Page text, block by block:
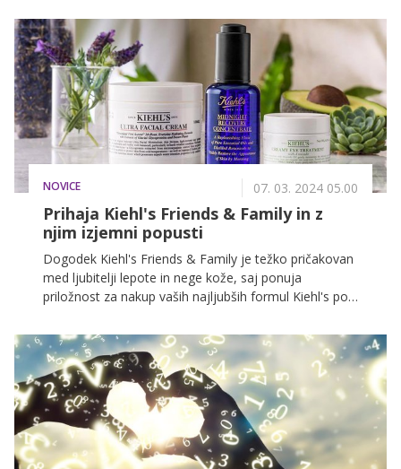
Našteti dejavniki jo lahko namreč močno izsušijo,
posledice pa so izguba sijaja, hrapavost, luščenje,
rdečica in celo vnetja. Toda ali ste vedeli, da lahko
kožo telesa hkrati negujete in zapeljivo odišavite?
Odkrijte, zakaj so dišeča parfumska mleka postala
pravi hit!
NOVICE 07. 03. 2024 05.00
Prihaja Kiehl's Friends & Family in z
njim izjemni popusti
Dogodek Kiehl's Friends & Family je težko pričakovan
med ljubitelji lepote in nege kože, saj ponuja
priložnost za nakup vaših najljubših formul Kiehl's po